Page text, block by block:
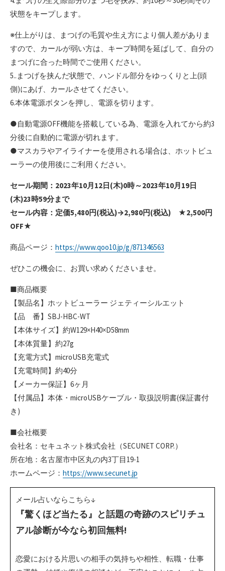
状態をキープします。
※仕上がりは、まつげの毛質や生え方により個人差がありま
すので、カールが弱い方は、キープ時間を延ばして、自分の
まつげに合った時間でご使用ください。
5..まつげを挟んだ状態で、ハンドル部分をゆっくりと上(頭
側)にあげ、カールさせてください。
6.本体電源ボタンを押し、電源を切ります。
●自動電源OFF機能を搭載している為、電源を入れてから約3
分後に自動的に電源が切れます。
●マスカラやアイライナーを使用される場合は、ホットビュ
ーラーの使用後にご利用ください。
セール期間：2023年10月12日(木)0時～2023年10月19日
(木)23時59分まで
セール内容：定価5,480円(税込)→2,980円(税込) ★2,500円
OFF★
商品ページ： https://www.qoo10.jp/g/871346563
ぜひこの機会に、お買い求めくださいませ。
■商品概要
【製品名】ホットビューラー ジェティーシルエット
【品 番】SBJ-HBC-WT
【本体サイズ】約W129×H40×D58mm
【本体質量】約27g
【充電方式】microUSB充電式
【充電時間】約40分
【メーカー保証】6ヶ月
【付属品】本体・microUSBケーブル・取扱説明書(保証書付
き)
■会社概要
会社名：セキュネット株式会社（SECUNET CORP.）
所在地：名古屋市中区丸の内3丁目19-1
ホームページ： https://www.secunet.jp
メール占いならこちら↓
『驚くほど当たる』と話題の奇跡のスピリチュ
アル診断が今なら初回無料!
恋愛における片思いの相手の気持ちや相性、転職・仕事